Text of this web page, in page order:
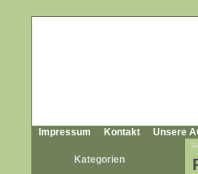
Impressum Kontakt Unsere
Kategorien